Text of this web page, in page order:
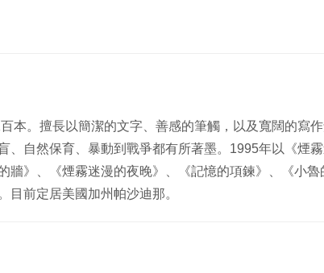
本。擅長以簡潔的文字、 善感的筆觸，以及寬闊的寫
、自然保育、暴動到戰爭都有所著墨。1995年以《煙
牆》、《煙霧迷漫的夜晚》、《記憶的項鍊》、《小魯
目前定居美國加州帕沙迪那。